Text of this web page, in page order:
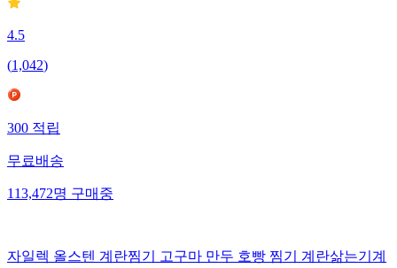
4.5
(1,042)
300적립
무료배송
113,472명구매중
자일렉 올스텐 계란찜기 고구마 만두 호빵 찜기 계란삶는기계